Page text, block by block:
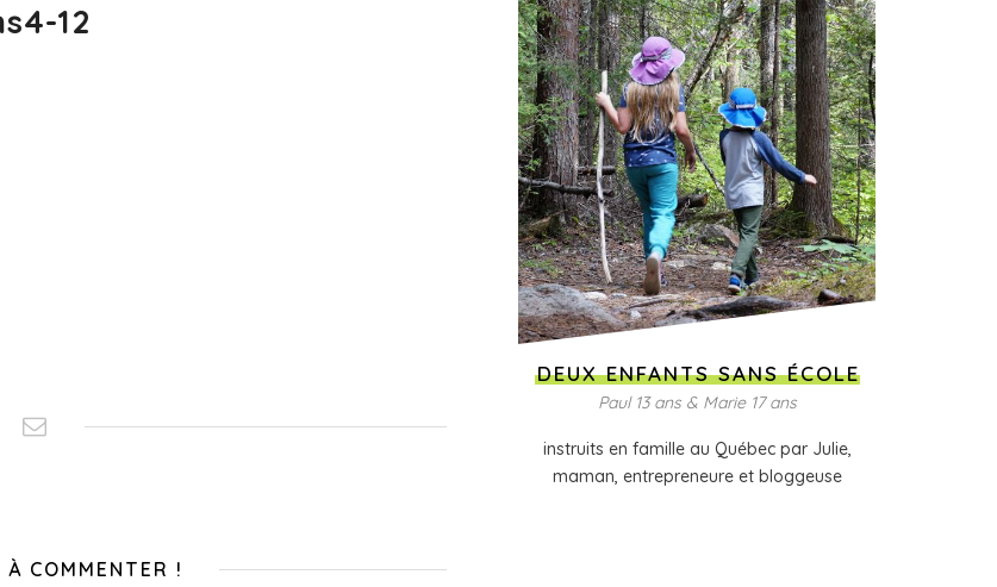
12
À COMMENTER !
DEUX ENFANTS SANS ÉCOLE
Paul 13 ans & Marie 17 ans
instruits en famille au Québec par Julie,
maman, entrepreneure et bloggeuse